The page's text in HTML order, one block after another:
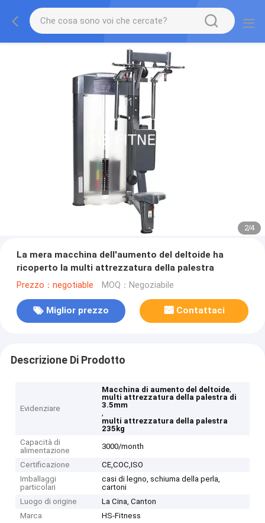
2/4
La mera macchina dell'aumento del deltoide ha
ricoperto la multi attrezzatura della palestra
Prezzo：negotiable MOQ：Negoziabile
Miglior prezzo Contattaci
Descrizione Di Prodotto
Evidenziare
Macchina di aumento del deltoide,
multi attrezzatura della palestra di
3.5mm
,
multi attrezzatura della palestra
235kg
Capacità di
alimentazione
3000/month
Certificazione
CE,COC,ISO
Imballaggi
particolari
casi di legno, schiuma della perla,
cartoni
Luogo di origine
La Cina, Canton
Marca
HS-Fitness